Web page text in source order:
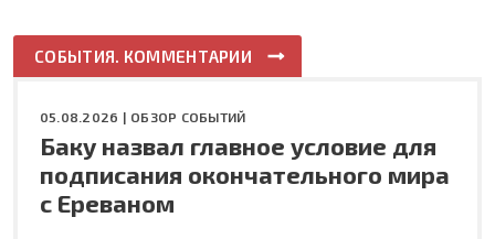
СОБЫТИЯ. КОММЕНТАРИИ
05.08.2026 | ОБЗОР СОБЫТИЙ
Баку назвал главное условие для
подписания окончательного мира
с Ереваном